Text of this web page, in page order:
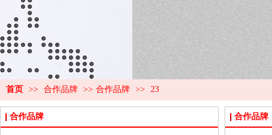
首页 >> 合作品牌 >> 合作品牌 >> 23
合作品牌 合作品牌